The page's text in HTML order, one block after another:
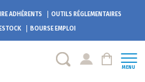
ADHÉRENTS
OUTILS RÉGLEMENTAIRES
BOURSE EMPLOI
MENU